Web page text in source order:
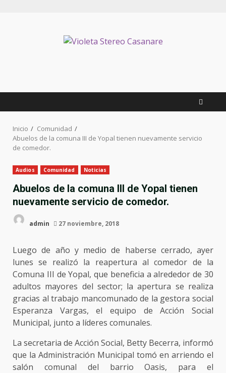
Inicio
Comunidad
Abuelos de la comuna III de Yopal tienen nuevamente servicio
de comedor.
Audios Comunidad Noticias
Abuelos de la comuna III de Yopal tienen
nuevamente servicio de comedor.
admin 27 noviembre, 2018
Luego de año y medio de haberse cerrado, ayer
lunes se realizó la reapertura al comedor de la
Comuna III de Yopal, que beneficia a alrededor de 30
adultos mayores del sector; la apertura se realiza
gracias al trabajo mancomunado de la gestora social
Esperanza Vargas, el equipo de Acción Social
Municipal, junto a líderes comunales.
La secretaria de Acción Social, Betty Becerra, informó
que la Administración Municipal tomó en arriendo el
salón comunal del barrio Oasis, para el